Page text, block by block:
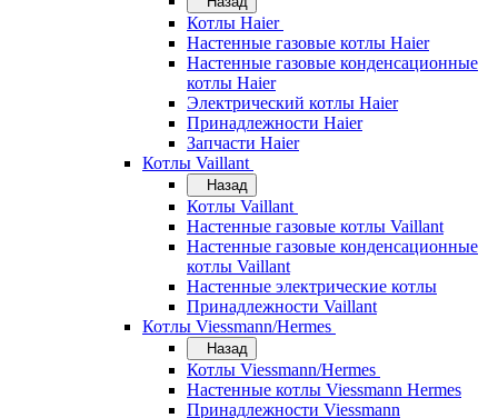
Котлы Haier
Настенные газовые котлы Haier
Настенные газовые конденсационные
котлы Haier
Электрический котлы Haier
Принадлежности Haier
Запчасти Haier
Котлы Vaillant
Назад
Котлы Vaillant
Настенные газовые котлы Vaillant
Настенные газовые конденсационные
котлы Vaillant
Настенные электрические котлы
Принадлежности Vaillant
Котлы Viessmann/Hermes
Назад
Котлы Viessmann/Hermes
Настенные котлы Viessmann Hermes
Принадлежности Viessmann